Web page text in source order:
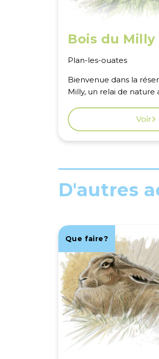
Bois du Milly
Plan-les-ouates
Bienvenue dans la
Milly, un relai de nature
Voir
D'autres
Que faire?